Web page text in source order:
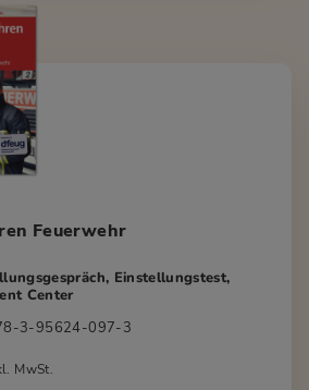
Feuerwehr
Einstellungstest,
Center
3-95624-097-3
MwSt.